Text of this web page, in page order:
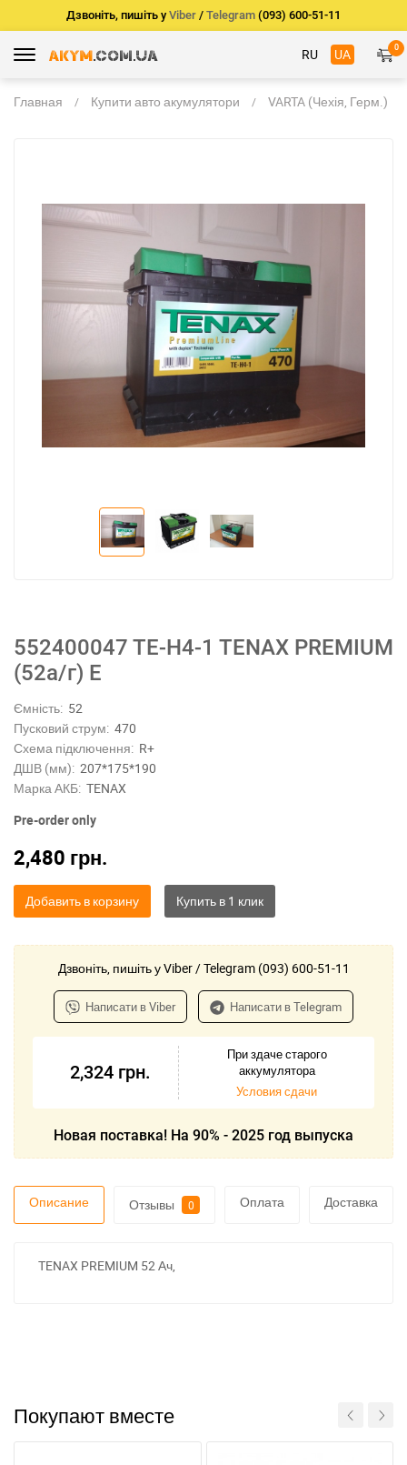
Дзвоніть, пишіть у Viber / Telegram (093) 600-51-11
RU UA 0
Главная Купити авто акумулятори VARTA (Чехія, Герм.)
552400047 TE-H4-1 TENAX PREMIUM
(52а/г) E
Ємність: 52
Пусковий струм: 470
Схема підключення: R+
ДШВ (мм): 207*175*190
Марка АКБ: TENAX
Pre-order only
2,480 грн.
Добавить в корзину
Дзвоніть, пишіть у Viber / Telegram (093) 600-51-11
Написати в Viber Написати в Telegram
2,324 грн.
При здаче старого
аккумулятора
Условия сдачи
Новая поставка! На 90% - 2025 год выпуска
Описание Отзывы 0 Оплата Доставка
TENAX PREMIUM 52 Ач,
Покупают вместе